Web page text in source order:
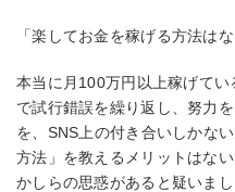
「楽してお金を稼げる方法はな
本当に月100万円以上稼げて
で試行錯誤を繰り返し、努力
を、SNS上の付き合いしかな
方法」を教えるメリットはな
かしらの思惑があると疑いまし